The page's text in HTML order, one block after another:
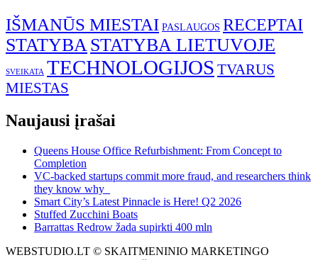
IŠMANŪS MIESTAI PASLAUGOS RECEPTAI
STATYBASTATYBA LIETUVOJE
SVEIKATA TECHNOLOGIJOS TVARUS
MIESTAS
Naujausi įrašai
Queens House Office Refurbishment: From Concept to
Completion
VC-backed startups commit more fraud, and researchers think
they know why
Smart City’s Latest Pinnacle is Here! Q2 2026
Stuffed Zucchini Boats
Barrattas Redrow žada supirkti 400 mln
WEBSTUDIO.LT © SKAITMENINIO MARKETINGO